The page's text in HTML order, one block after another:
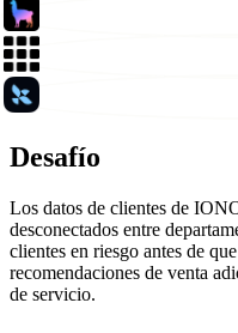
Desafío
Los datos de clientes de
desconectados entre
clientes en riesgo antes de
recomendaciones de venta
de servicio.